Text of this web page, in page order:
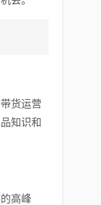
货运营
知识和
高峰